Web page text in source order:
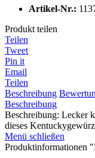
Artikel-Nr.:
Produkt teilen
Teilen
Tweet
Pin it
Email
Teilen
Beschreibung
Beschreibung
Beschreibung: Lecker
dieses
Menü schließen
Produktinformationen